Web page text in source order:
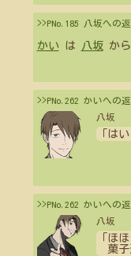
>>PNo.185 八坂への
かいは 八坂 から
>>PNo.262 かいへの
八坂
「は
>>PNo.262 かいへの
八坂
「ほ
菓子